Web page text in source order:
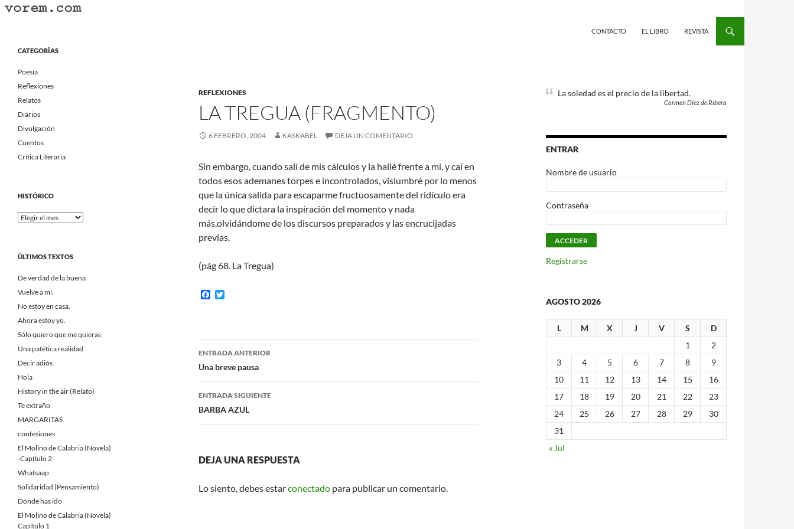
Saltar
CONTACTO EL LIBRO REVISTA
REFLEXIONES
LA TREGUA (FRAGMENTO)
6 FEBRERO, 2004 KASKABEL DEJA UN COMENTARIO
Sin embargo, cuando salí de mis cálculos y la hallé frente a mi, y caí en
todos esos ademanes torpes e incontrolados, vislumbré por lo menos
que la única salida para escaparme fructuosamente del ridículo era
decir lo que dictara la inspiración del momento y nada
más,olvidándome de los discursos preparados y las encrucijadas
previas.
(pág 68. La Tregua)
F
o
o
e
r
Navegación
de
entradas
ENTRADA ANTERIOR
Una breve pausa
ENTRADA SIGUIENTE
BARBA AZUL
DEJA UNA RESPUESTA
Lo siento, debes estarconectado para publicar un comentario.
La soledad es el precio de la libertad.
Carmen Díez de Ribera
ENTRAR
Nombre de usuario
Contraseña
Registrarse
AGOSTO 2026
L M X J V S
D
1
2
3
4 5 6 7 8
9
10
11 12 13 14 15
16
17
18 19 20 21 22
23
24
25 26 27 28 29
30
31
« Jul
Portal Literario Independiente
CATEGORÍAS
Poesía
Reflexiones
Relatos
Diarios
Divulgación
Cuentos
Crítica Literaria
HISTÓRICO
Histórico
ÚLTIMOS TEXTOS
De verdad de la buena
Vuelve a mí.
No estoy en casa.
Ahora estoy yo.
Sólo quiero que me quieras
Una patética realidad
Decir adiós
Hola
History in the air (Relato)
Te extraño
MARGARITAS
confesiones
El Molino de Calabria (Novela)
-Capítulo 2-
Whatsaap
Solidaridad (Pensamiento)
Dónde has ido
El Molino de Calabria (Novela)
Capítulo 1